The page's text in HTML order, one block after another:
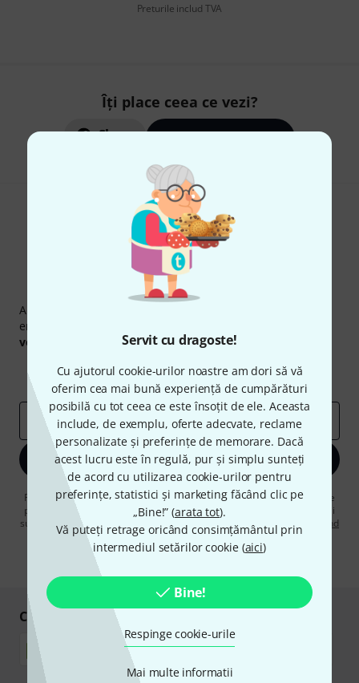
Servit cu dragoste!
Cu ajutorul cookie-urilor noastre am dori să vă
oferim cea mai bună experiență de cumpărături
posibilă cu tot ceea ce este însoțit de ele. Aceasta
include, de exemplu, oferte adecvate, reclame
personalizate și preferințe de memorare. Dacă
acest lucru este în regulă, pur și simplu sunteți
de acord cu utilizarea cookie-urilor pentru
preferințe, statistici și marketing făcând clic pe
„Bine!” (arata tot).
Vă puteți retrage oricând consimțământul prin
intermediul setărilor cookie (aici)
Bine!
Respinge cookie-urile
Mai multe informatii
Preturile includ TVA
Îți place ceea ce vezi?
Share
Newsletter Thomann
Abonați-vă la buletinul informativ Thomann în limba
engleză și, cu puțin noroc, puteți câștiga unul dintre
voucherele
în valoare de50 € fiecare!
Contribuții inspiraționale
Oferte
Perspectivele Thomann
adresă de email *
Înscrie-te acum
Făcând clic pe „Înscrie-te acum”, sunteți de acord să primiți publicitate
prin e-mail. Vă puteți dezabona în orice moment. Puteți găsi informații
suplimentare despre buletinul informativ în
regulamentul nostru privind
protecția datelor.
Cumpărați și plătiți în siguranță